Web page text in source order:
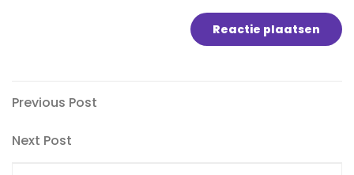
Bericht
navigatie
Previous
Previous Post
Next
Next Post